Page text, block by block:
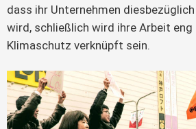
dass ihr Unternehmen
wird, schließlich wird ihre Arbeit
Klimaschutz verknüpft sein.